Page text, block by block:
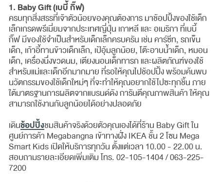
1. Baby Gift (เบบี้ กิ๊ฟ)
ครบทุกสิ่งสรรที่เจ้าตัวน้อยของคุณต้องการ มาช้อปปิ้งของใช้เด็ก
เล็กเกรดพรีเมี่ยมจากประเทศญี่ปุ่น เกาหลี และ อเมริกา ที่เบบี้
กิ๊ฟ มีของใช้จำเป็นสำหรับเด็กเล็กครบครัน เช่น คาร์ซีท, รถเข็น
เด็ก, เก้าอี้ทานข้าวเด็กเล็ก, เป้อุ้มลูกน้อย, โต๊ะอาบน้ำเด็ก, หมอน
เด็ก, เครื่องนึ่งขวดนม, เตียงนอนเด็กทารก และผลิตภัณฑ์ของใช้
สำหรับแม่และเด็กอีกมากมาย ที่รอให้คุณไปช้อปปิ้ง พร้อมค้นพบ
นวัตกรรมของใช้เด็กใหม่ๆ ที่จะทำให้คุณอยากใช้ไปซะทุกชิ้น ภาย
ใต้มาตรฐานการผลิตจากแบรนด์ดัง การันตีคุณภาพสินค้า ให้คุณ
สามารถใช้งานกับลูกน้อยได้อย่างปลอดภัย
เดินช้อปปิ้งชมสินค้าจริงด้วยตัวคุณเองได้ที่ร้าน Baby Gift ใน
ศูนย์การค้า Megabangna เข้าทางฝั่ง IKEA ชั้น 2 โซน Mega
Smart Kids เปิดให้บริการทุกวัน ตั้งแต่เวลา 10.00 - 22.00 น.
สอบถามรายละเอียดเพิ่มเติม โทร. 02-105-1404 / 063-225-
7200